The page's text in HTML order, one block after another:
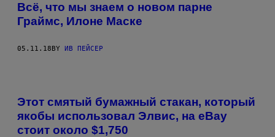
Всё, что мы знаем о новом парне
Граймс, Илоне Маске
05.11.18BY ИВ ПЕЙСЕР
Этот смятый бумажный стакан, который
якобы использовал Элвис, на eBay
стоит около $1,750